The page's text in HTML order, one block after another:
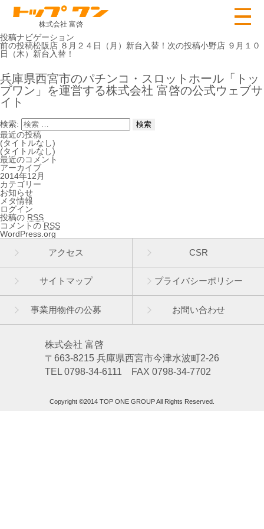
株式会社 富啓
投稿ナビゲーション
前の投稿松阪店 ８月２４日（月）新台入替！ 次の投稿小野店 ９月１０
日（木）新台入替！
兵庫県西宮市のパチンコ・スロットホール「トッ
プワン」を運営する株式会社 富啓の公式ウェブサ
イト
検索:
最近の投稿
(タイトルなし)
(タイトルなし)
最近のコメント
アーカイブ
2014年12月
カテゴリー
お知らせ
メタ情報
ログイン
投稿の RSS
コメントの RSS
WordPress.org
アクセス
CSR
サイトマップ プライバシーポリシー
株式会社 富啓
〒663-8215 兵庫県西宮市今津水波町2-26
TEL 0798-34-6111 FAX 0798-34-7702
事業用物件の公募 お問い合わせ
Copyright ©2014 TOP ONE GROUP All Rights Reserved.